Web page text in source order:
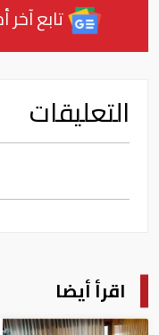
تابع آخر
التعليقات
اقرأ أيضا